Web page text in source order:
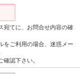
宛てに、お問合せ内容の確
をご利用の場合、迷惑メー
認下さい。